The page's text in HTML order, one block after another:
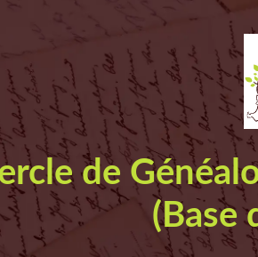
de
(Base